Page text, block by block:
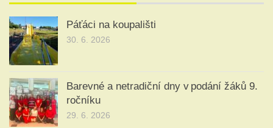
Páťáci na koupališti
30. 6. 2026
Barevné a netradiční dny v podání žáků 9.
ročníku
29. 6. 2026